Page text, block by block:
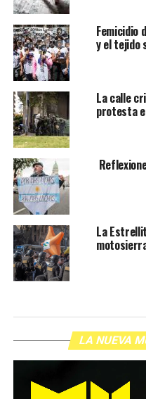
Femicidio
y el tejido
La calle
protesta
La
LA NUEVA